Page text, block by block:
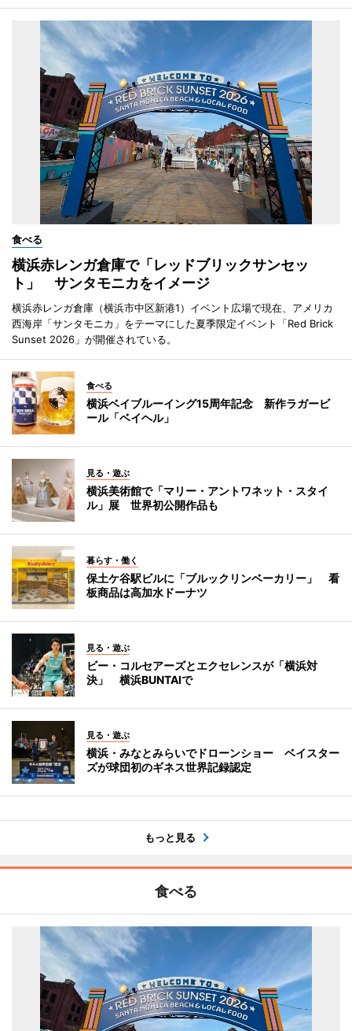
食べる
横浜赤レンガ倉庫で「レッドブリックサンセッ
ト」 サンタモニカをイメージ
横浜赤レンガ倉庫（横浜市中区新港1）イベント広場で現在、アメリカ
西海岸「サンタモニカ」をテーマにした夏季限定イベント「Red Brick
Sunset 2026」が開催されている。
食べる
横浜ベイブルーイング15周年記念 新作ラガービ
ール「ベイヘル」
見る・遊ぶ
横浜美術館で「マリー・アントワネット・スタイ
ル」展 世界初公開作品も
暮らす・働く
保土ケ谷駅ビルに「ブルックリンベーカリー」 看
板商品は高加水ドーナツ
見る・遊ぶ
ビー・コルセアーズとエクセレンスが「横浜対
決」 横浜BUNTAIで
見る・遊ぶ
横浜・みなとみらいでドローンショー ベイスター
ズが球団初のギネス世界記録認定
もっと見る
食べる